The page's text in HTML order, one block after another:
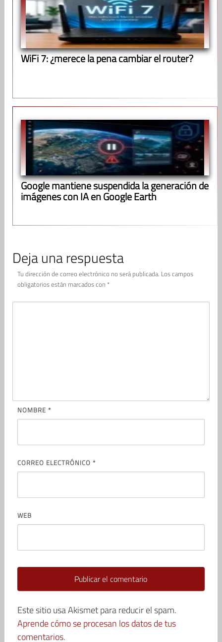
WiFi 7: ¿merece la pena cambiar el router?
Google mantiene suspendida la generación de
imágenes con IA en Google Earth
Deja una respuesta
Tu dirección de correo electrónico no será publicada. Los campos
obligatorios están marcados con *
NOMBRE *
CORREO ELECTRÓNICO *
WEB
Este sitio usa Akismet para reducir el spam.
Aprende cómo se procesan los datos de tus
comentarios.